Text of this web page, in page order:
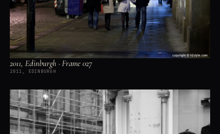
2011, Edinburgh · Frame 027
2011, EDINBURGH